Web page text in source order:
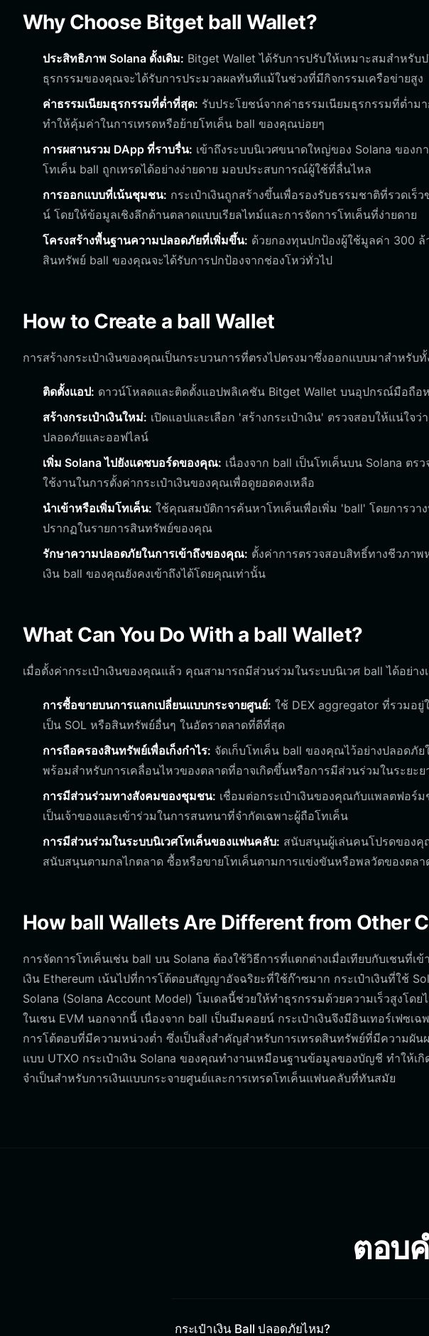
Why Choose Bitget ball Wallet?
ประสิทธิภาพ Solana ดั้งเดิม: Bitget Wallet ได้รับการปรับให้เหมาะสมสำหรั
ธุรกรรมของคุณจะได้รับการประมวลผลทันทีแม้ในช่วงที่มีกิจกรรมเครือข่ายสูง
ค่าธรรมเนียมธุรกรรมที่ต่ำที่สุด: รับประโยชน์จากค่าธรรมเนียมธุรกรรมที่ต่ำม
ทำให้คุ้มค่าในการเทรดหรือย้ายโทเค็น ball ของคุณบ่อยๆ
การผสานรวม DApp ที่ราบรื่น: เข้าถึงระบบนิเวศขนาดใหญ่ของ Solana ของ
โทเค็น ball ถูกเทรดได้อย่างง่ายดาย มอบประสบการณ์ผู้ใช้ที่ลื่นไหล
การออกแบบที่เน้นชุมชน: กระเป๋าเงินถูกสร้างขึ้นเพื่อรองรับธรรมชาติที่รวดเ
น์ โดยให้ข้อมูลเชิงลึกด้านตลาดแบบเรียลไทม์และการจัดการโทเค็นที่ง่ายดาย
โครงสร้างพื้นฐานความปลอดภัยที่เพิ่มขึ้น: ด้วยกองทุนปกป้องผู้ใช้มูลค่า 300
สินทรัพย์ ball ของคุณจะได้รับการปกป้องจากช่องโหว่ทั่วไป
How to Create a ball Wallet
การสร้างกระเป๋าเงินของคุณเป็นกระบวนการที่ตรงไปตรงมาซึ่งออกแบบมาสำหรั
ติดตั้งแอป: ดาวน์โหลดและติดตั้งแอปพลิเคชัน Bitget Wallet บนอุปกรณ์มือถือ
สร้างกระเป๋าเงินใหม่: เปิดแอปและเลือก 'สร้างกระเป๋าเงิน' ตรวจสอบให้แน่ใ
ปลอดภัยและออฟไลน์
เพิ่ม Solana ไปยังแดชบอร์ดของคุณ: เนื่องจาก ball เป็นโทเค็นบน Solana ตร
ใช้งานในการตั้งค่ากระเป๋าเงินของคุณเพื่อดูยอดคงเหลือ
นำเข้าหรือเพิ่มโทเค็น: ใช้คุณสมบัติการค้นหาโทเค็นเพื่อเพิ่ม 'ball' โดยการว
ปรากฏในรายการสินทรัพย์ของคุณ
รักษาความปลอดภัยในการเข้าถึงของคุณ: ตั้งค่าการตรวจสอบสิทธิ์ทางชีวภาพ
เงิน ball ของคุณยังคงเข้าถึงได้โดยคุณเท่านั้น
What Can You Do With a ball Wallet?
เมื่อตั้งค่ากระเป๋าเงินของคุณแล้ว คุณสามารถมีส่วนร่วมในระบบนิเวศ ball ได้อย่าง
การซื้อขายบนการแลกเปลี่ยนแบบกระจายศูนย์: ใช้ DEX aggregator ที่รวมอ
เป็น SOL หรือสินทรัพย์อื่นๆ ในอัตราตลาดที่ดีที่สุด
การถือครองสินทรัพย์เพื่อเก็งกำไร: จัดเก็บโทเค็น ball ของคุณไว้อย่างปลอดภัย
พร้อมสำหรับการเคลื่อนไหวของตลาดที่อาจเกิดขึ้นหรือการมีส่วนร่วมในระยะย
การมีส่วนร่วมทางสังคมของชุมชน: เชื่อมต่อกระเป๋าเงินของคุณกับแพลตฟอ
เป็นเจ้าของและเข้าร่วมในการสนทนาที่จำกัดเฉพาะผู้ถือโทเค็น
การมีส่วนร่วมในระบบนิเวศโทเค็นของแฟนคลับ: สนับสนุนผู้เล่นคนโปรดของ
สนับสนุนตามกลไกตลาด ซื้อหรือขายโทเค็นตามการแข่งขันหรือพลวัตของตลา
How ball Wallets Are Different from Other
การจัดการโทเค็นเช่น ball บน Solana ต้องใช้วิธีการที่แตกต่างเมื่อเทียบกับเชนที่เ
เงิน Ethereum เน้นไปที่การโต้ตอบสัญญาอัจฉริยะที่ใช้ก๊าซมาก กระเป๋าเงินที่ใช้
Solana (Solana Account Model) โมเดลนี้ช่วยให้ทำธุรกรรมด้วยความเร็วสูงโด
ในเชน EVM นอกจากนี้ เนื่องจาก ball เป็นมีมคอยน์ กระเป๋าเงินจึงมีอินเทอร์เฟซเ
การโต้ตอบที่มีความหน่วงต่ำ ซึ่งเป็นสิ่งสำคัญสำหรับการเทรดสินทรัพย์ที่มีความผัน
แบบ UTXO กระเป๋าเงิน Solana ของคุณทำงานเหมือนฐานข้อมูลของบัญชี ทำให้เ
จำเป็นสำหรับการเงินแบบกระจายศูนย์และการเทรดโทเค็นแฟนคลับที่ทันสมัย
ตอบ
กระเป๋าเงิน Ball ปลอดภัยไหม?